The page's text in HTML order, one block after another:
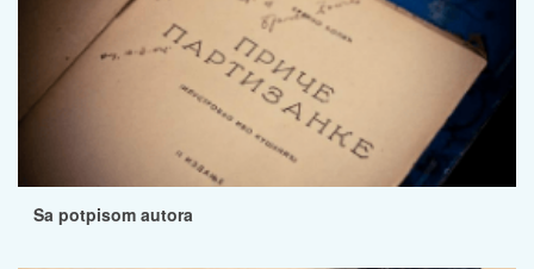
Sa potpisom autora